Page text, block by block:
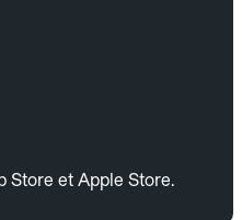
Store et Apple Store.